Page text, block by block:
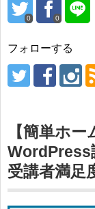
0 0
フォローする
【簡単ホ
WordPress
受講者満足